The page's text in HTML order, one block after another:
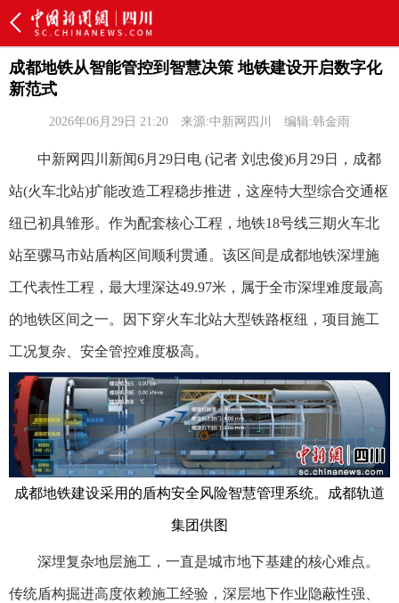
成都地铁从智能管控到智慧决策 地铁建设开启数字化
新范式
2026年06月29日 21:20 来源:中新网四川 编辑:韩金雨
中新网四川新闻6月29日电 (记者 刘忠俊)6月29日，成都
站(火车北站)扩能改造工程稳步推进，这座特大型综合交通枢
纽已初具雏形。作为配套核心工程，地铁18号线三期火车北
站至骡马市站盾构区间顺利贯通。该区间是成都地铁深埋施
工代表性工程，最大埋深达49.97米，属于全市深埋难度最高
的地铁区间之一。因下穿火车北站大型铁路枢纽，项目施工
工况复杂、安全管控难度极高。
成都地铁建设采用的盾构安全风险智慧管理系统。成都轨道
集团供图
深埋复杂地层施工，一直是城市地下基建的核心难点。
传统盾构掘进高度依赖施工经验，深层地下作业隐蔽性强、